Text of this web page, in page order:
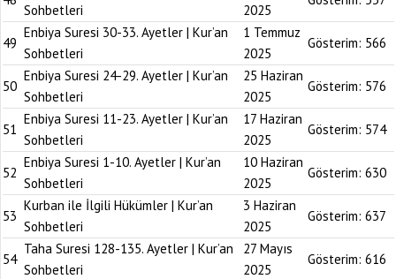
Sohbetleri 2025
49
Enbiya Suresi 30-33. Ayetler | Kur’an
Sohbetleri
1 Temmuz
2025
Gösterim: 566
50
Enbiya Suresi 24-29. Ayetler | Kur’an
Sohbetleri
25 Haziran
2025
Gösterim: 576
51
Enbiya Suresi 11-23. Ayetler | Kur’an
Sohbetleri
17 Haziran
2025
Gösterim: 574
52
Enbiya Suresi 1-10. Ayetler | Kur’an
Sohbetleri
10 Haziran
2025
Gösterim: 630
53
Kurban ile İlgili Hükümler | Kur’an
Sohbetleri
3 Haziran
2025
Gösterim: 637
54
Taha Suresi 128-135. Ayetler | Kur’an
Sohbetleri
27 Mayıs
2025
Gösterim: 616